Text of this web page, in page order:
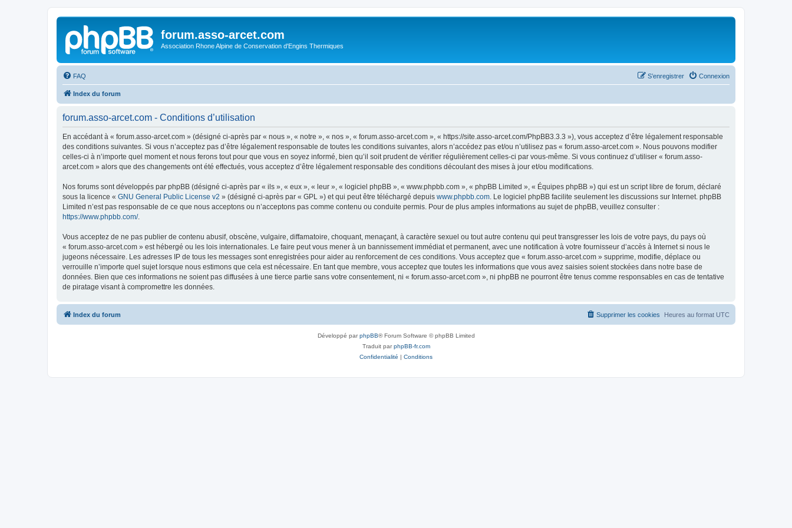
forum.asso-arcet.com
Association Rhone Alpine de Conservation d'Engins Thermiques
FAQ Connexion
S’enregistrer
Index du forum
forum.asso-arcet.com - Conditions d’utilisation
En accédant à « forum.asso-arcet.com » (désigné ci-après par « nous », « notre », « nos », « forum.asso-arcet.com », « https://site.asso-arcet.com/PhpBB3.3.3 »), vous acceptez d’être légalement responsable
des conditions suivantes. Si vous n’acceptez pas d’être légalement responsable de toutes les conditions suivantes, alors n’accédez pas et/ou n’utilisez pas « forum.asso-arcet.com ». Nous pouvons modifier
celles-ci à n’importe quel moment et nous ferons tout pour que vous en soyez informé, bien qu’il soit prudent de vérifier régulièrement celles-ci par vous-même. Si vous continuez d’utiliser « forum.asso-
arcet.com » alors que des changements ont été effectués, vous acceptez d’être légalement responsable des conditions découlant des mises à jour et/ou modifications.
Nos forums sont développés par phpBB (désigné ci-après par « ils », « eux », « leur », « logiciel phpBB », « www.phpbb.com », « phpBB Limited », « Équipes phpBB ») qui est un script libre de forum, déclaré
sous la licence « GNU General Public License v2 » (désigné ci-après par « GPL ») et qui peut être téléchargé depuis www.phpbb.com . Le logiciel phpBB facilite seulement les discussions sur Internet. phpBB
Limited n’est pas responsable de ce que nous acceptons ou n’acceptons pas comme contenu ou conduite permis. Pour de plus amples informations au sujet de phpBB, veuillez consulter :
https://www.phpbb.com/.
Vous acceptez de ne pas publier de contenu abusif, obscène, vulgaire, diffamatoire, choquant, menaçant, à caractère sexuel ou tout autre contenu qui peut transgresser les lois de votre pays, du pays où
« forum.asso-arcet.com » est hébergé ou les lois internationales. Le faire peut vous mener à un bannissement immédiat et permanent, avec une notification à votre fournisseur d’accès à Internet si nous le
jugeons nécessaire. Les adresses IP de tous les messages sont enregistrées pour aider au renforcement de ces conditions. Vous acceptez que « forum.asso-arcet.com » supprime, modifie, déplace ou
verrouille n’importe quel sujet lorsque nous estimons que cela est nécessaire. En tant que membre, vous acceptez que toutes les informations que vous avez saisies soient stockées dans notre base de
données. Bien que ces informations ne soient pas diffusées à une tierce partie sans votre consentement, ni « forum.asso-arcet.com », ni phpBB ne pourront être tenus comme responsables en cas de tentative
de piratage visant à compromettre les données.
Index du forum Heures au format UTC
Supprimer les cookies
Développé parphpBB® Forum Software © phpBB Limited
Traduit parphpBB-fr.com
Confidentialité | Conditions